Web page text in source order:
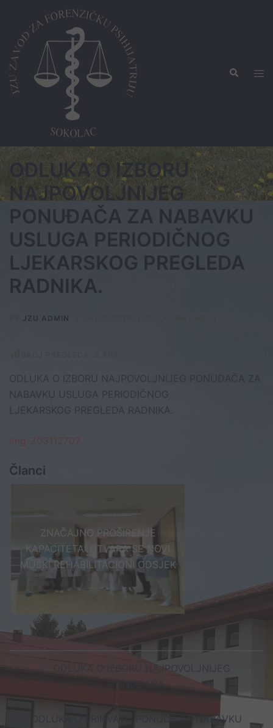
content
Search
ODLUKA O IZBORU
NAJPOVOLJNIJEG
PONUĐAČA ZA NABAVKU
USLUGA PERIODIČNOG
LJEKARSKOG PREGLEDA
RADNIKA.
JZU ADMIN
ODLUKA O IZBORU NAJPOVOLJNIJEG PONUĐAČA ZA
NABAVKU USLUGA PERIODIČNOG
LJEKARSKOG PREGLEDA RADNIKA.
img-Z03112707
Članci
ZNAČAJNO PROŠIRENJE
KAPACITETA: OTVARA SE NOVI
MUŠKI REHABILITACIONI ODSJEK
navigationODLUKA O IZBORU NAJPOVOLJNIJEG
PONUĐAČA
ODLUKA O PRIHVATU PONUDE ZA NABAVKU